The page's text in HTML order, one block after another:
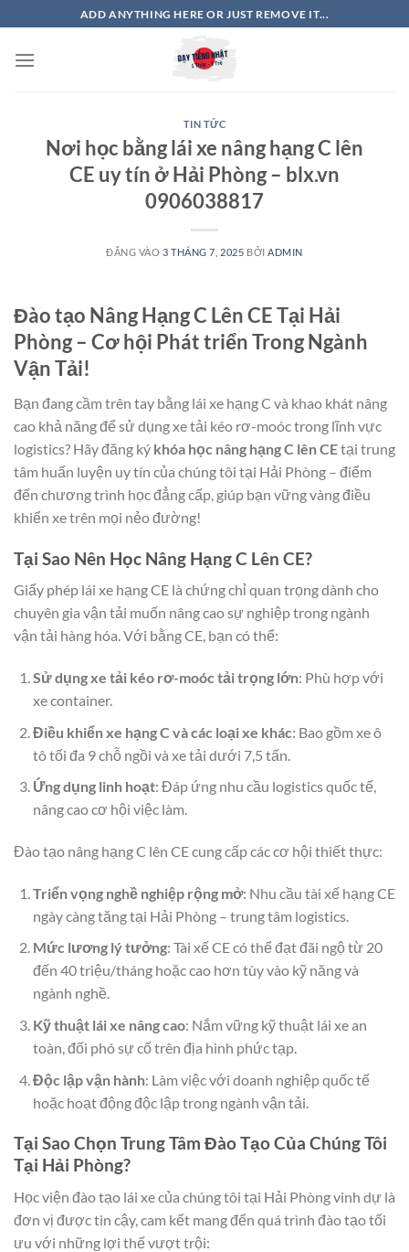
qua
nội
ADD ANYTHING HERE OR JUST REMOVE IT...
TIN TỨC
Nơi học bằng lái xe nâng hạng C lên
CE uy tín ở Hải Phòng – blx.vn
0906038817
ĐĂNG VÀO 3 THÁNG 7, 2025 BỞI ADMIN
Đào tạo Nâng Hạng C Lên CE Tại Hải
Phòng – Cơ hội Phát triển Trong Ngành
Vận Tải!
Bạn đang cầm trên tay bằng lái xe hạng C và khao khát nâng
cao khả năng để sử dụng xe tải kéo rơ-moóc trong lĩnh vực
logistics? Hãy đăng ký khóa học nâng hạng C lên CEtại trung
tâm huấn luyện uy tín của chúng tôi tại Hải Phòng – điểm
đến chương trình học đẳng cấp, giúp bạn vững vàng điều
khiển xe trên mọi nẻo đường!
Tại Sao Nên Học Nâng Hạng C Lên CE?
Giấy phép lái xe hạng CE là chứng chỉ quan trọng dành cho
chuyên gia vận tải muốn nâng cao sự nghiệp trong ngành
vận tải hàng hóa. Với bằng CE, bạn có thể:
Sử dụng xe tải kéo rơ-moóc tải trọng lớn: Phù hợp với
xe container.
Điều khiển xe hạng C và các loại xe khác: Bao gồm xe ô
tô tối đa 9 chỗ ngồi và xe tải dưới 7,5 tấn.
Ứng dụng linh hoạt: Đáp ứng nhu cầu logistics quốc tế,
nâng cao cơ hội việc làm.
Đào tạo nâng hạng C lên CE cung cấp các cơ hội thiết thực:
Triển vọng nghề nghiệp rộng mở: Nhu cầu tài xế hạng CE
ngày càng tăng tại Hải Phòng – trung tâm logistics.
Mức lương lý tưởng: Tài xế CE có thể đạt đãi ngộ từ 20
đến 40 triệu/tháng hoặc cao hơn tùy vào kỹ năng và
ngành nghề.
Kỹ thuật lái xe nâng cao: Nắm vững kỹ thuật lái xe an
toàn, đối phó sự cố trên địa hình phức tạp.
Độc lập vận hành: Làm việc với doanh nghiệp quốc tế
hoặc hoạt động độc lập trong ngành vận tải.
Tại Sao Chọn Trung Tâm Đào Tạo Của Chúng Tôi
Tại Hải Phòng?
Học viện đào tạo lái xe của chúng tôi tại Hải Phòng vinh dự là
đơn vị được tin cậy, cam kết mang đến quá trình đào tạo tối
ưu với những lợi thế vượt trội: